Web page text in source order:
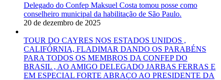
Delegado do Confep Maksuel Costa tomou posse como
conselheiro municipal da habilitação de São Paulo.
20 de dezembro de 2025
TOUR DO CAYRES NOS ESTADOS UNIDOS ,
CALIFÓRNIA, FLADIMAR DANDO OS PARABÉNS
PARA TODOS OS MEMBROS DA CONFEP DO
BRASIL , AO AMIGO DELEGADO JARBAS FERRAS E
EM ESPECIAL FORTE ABRAÇO AO PRESIDENTE DA